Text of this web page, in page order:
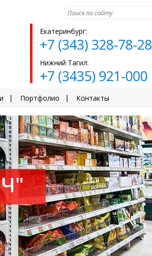
Екатеринбург:
+7 (343) 328-78-28
Нижний Тагил:
+7 (3435) 921-000
Портфолио Контакты